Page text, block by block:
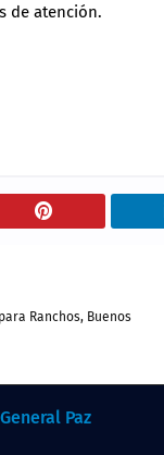
de atención.
Ranchos, Buenos
Paz